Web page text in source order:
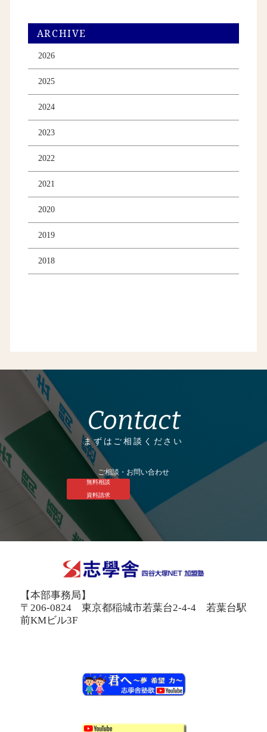
ARCHIVE
2026
2025
2024
2023
2022
2021
2020
2019
2018
Contact
まずはご相談ください
ご相談・お問い合わせ
無料相談
資料請求
【本部事務局】
〒206-0824 東京都稲城市若葉台2-4-4 若葉台駅
前KMビル3F